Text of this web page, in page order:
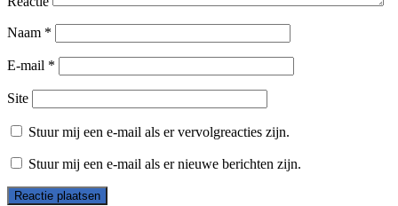
Naam *
E-mail *
Site
Stuur mij een e-mail als er vervolgreacties zijn.
Stuur mij een e-mail als er nieuwe berichten zijn.